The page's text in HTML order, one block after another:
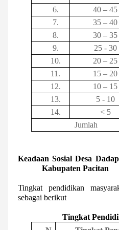
6.
40 – 45
7.
35 – 40
8.
30 – 35
9.
25 - 30
10.
20 – 25
11.
15 – 20
12.
10 – 15
13.
5 - 10
14.
< 5
Jumlah
Keadaan Sosial Desa
Kabupaten Pacitan
Tingkat pendidikan
sebagai berikut
Tingkat